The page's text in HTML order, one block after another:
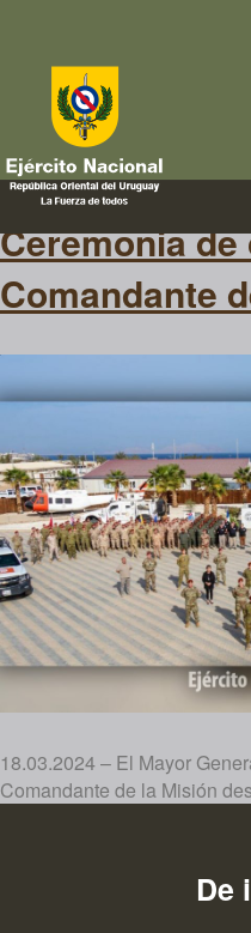
cambio de
Ceremonia
Comandante
18.03.2024 – El Mayor
Comandante de la Misión
De